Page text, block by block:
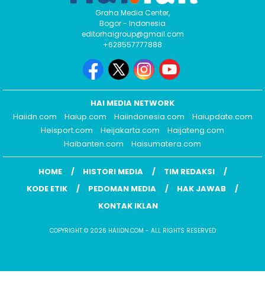
Graha Media Center,
Bogor - Indonesia
editorhaigroup@gmail.com
+628557777888
HAI MEDIA NETWORK
Haiidn.com
Haiup.com Haiindonesia.com
Haiupdate.com
Heisport.com
Heijakarta.com
Haijateng.com
Haibanten.com
Haisumatera.com
HOME HISTORI MEDIA
TIM REDAKSI
KODE ETIK
PEDOMAN MEDIA
HAK JAWAB
KONTAK IKLAN
COPYRIGHT © 2026 HAIIDN.COM - ALL RIGHTS RESERVED